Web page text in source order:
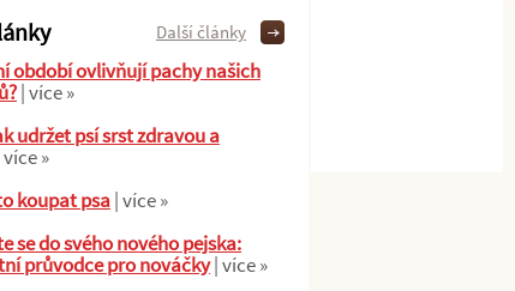
období ovlivňují pachy našich
| více »
udržet psí srst zdravou a
více »
koupat psa| více »
se do svého nového pejska:
průvodce pro nováčky| více »
Další články